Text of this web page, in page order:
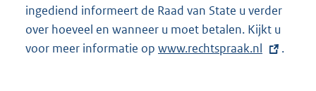
ingediend informeert de Raad van State u verder
over hoeveel en wanneer u moet betalen. Kijkt u
voor meer informatie op E
www.rechtspraak.nl .